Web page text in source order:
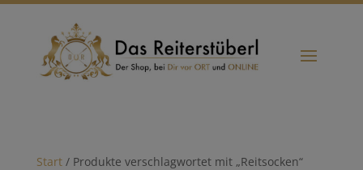
Start/ Produkte verschlagwortet mit „Reitsocken“